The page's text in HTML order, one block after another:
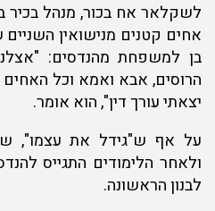
לשקלאר אח בכור, מנהל בכיר
אחים קטנים מנישואין
בן למשפחת מהנדסים:
הרוסים, אבא ואמא וכל
יצאתי עורך דין", הוא אומר.
על אף ש"גידל את עצמו",
ולאחר הלימודים התגייס
לבנון הראשונה.